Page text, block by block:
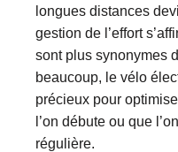
longues distances
gestion de l’effort
sont plus synonymes
beaucoup, le vélo
précieux pour
l’on débute ou que
régulière.